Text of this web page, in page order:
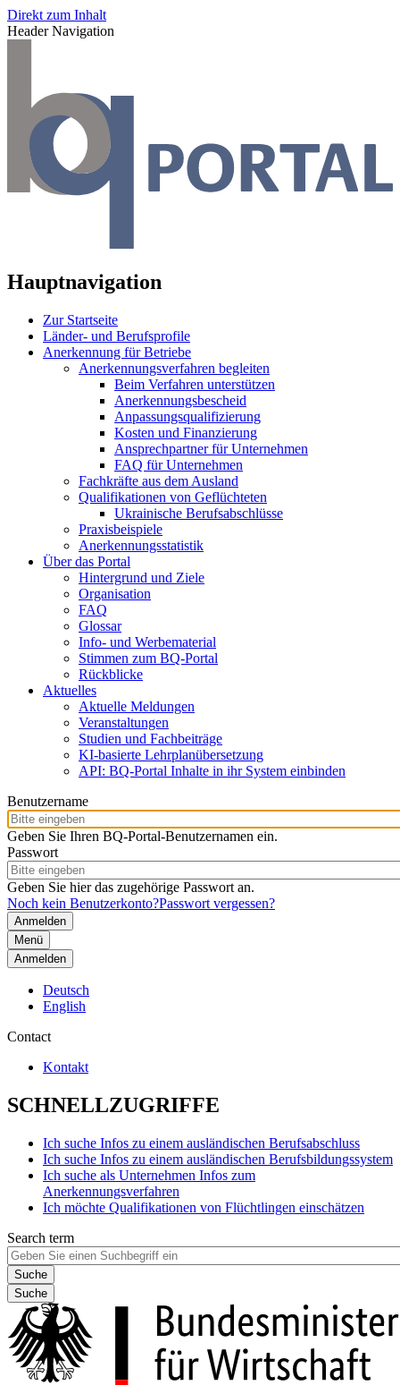
Direkt zum Inhalt
Header Navigation
Hauptnavigation
Zur Startseite
Länder- und Berufsprofile
Anerkennung für Betriebe
Anerkennungsverfahren begleiten
Beim Verfahren unterstützen
Anerkennungsbescheid
Anpassungsqualifizierung
Kosten und Finanzierung
Ansprechpartner für Unternehmen
FAQ für Unternehmen
Fachkräfte aus dem Ausland
Qualifikationen von Geflüchteten
Ukrainische Berufsabschlüsse
Praxisbeispiele
Anerkennungsstatistik
Über das Portal
Hintergrund und Ziele
Organisation
FAQ
Glossar
Info- und Werbematerial
Stimmen zum BQ-Portal
Rückblicke
Aktuelles
Aktuelle Meldungen
Veranstaltungen
Studien und Fachbeiträge
KI-basierte Lehrplanübersetzung
API: BQ-Portal Inhalte in ihr System einbinden
Benutzername
Geben Sie Ihren BQ-Portal-Benutzernamen ein.
Passwort
Geben Sie hier das zugehörige Passwort an.
Noch kein Benutzerkonto?Passwort vergessen?
Menü
Anmelden
Deutsch
English
Contact
Kontakt
SCHNELLZUGRIFFE
Ich suche Infos zu einem ausländischen Berufsabschluss
Ich suche Infos zu einem ausländischen Berufsbildungssystem
Ich suche als Unternehmen Infos zum
Anerkennungsverfahren
Ich möchte Qualifikationen von Flüchtlingen einschätzen
Search term
Suche